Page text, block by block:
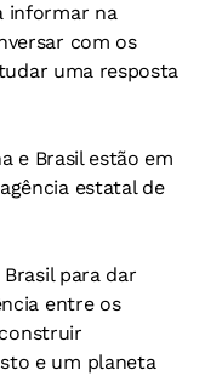
informar na
com os
uma resposta
e Brasil estão em
estatal de
para dar
entre os
e um planeta